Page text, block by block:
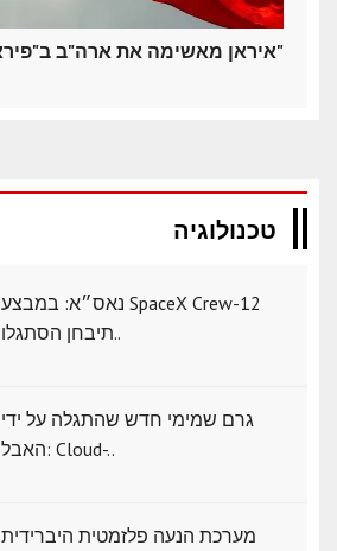
איראן מאשימה את ארה"ב ב"פיראטיות"
טכנולוגיה
נאס״א: במבצע SpaceX Crew-12
תיבחן הסתגלו..
גרם שמימי חדש שהתגלה על ידי
האבל: Cloud-..
מערכת הנעה פלזמטית היברידית